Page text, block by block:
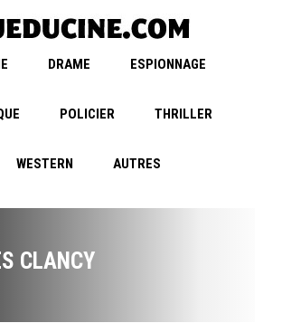
DRAME ESPIONNAGE
POLICIER THRILLER
WESTERN AUTRES
CLANCY